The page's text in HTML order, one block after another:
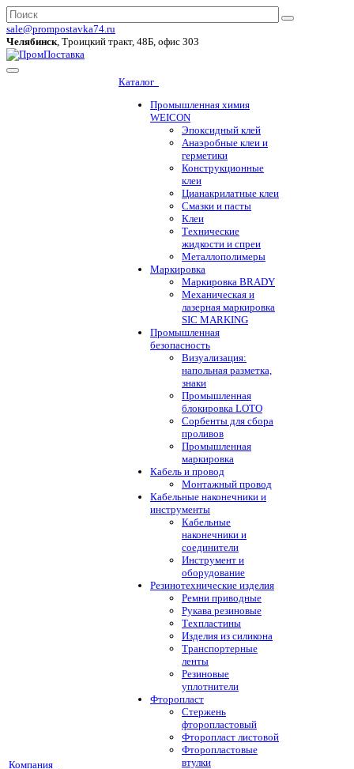
sale@prompostavka74.ru
Челябинск, Троицкий тракт, 48Б, офис 303
Компания
Каталог
Промышленная химия
WEICON
Эпоксидный клей
Анаэробные клеи и
герметики
Конструкционные
клеи
Цианакрилатные клеи
Смазки и пасты
Клеи
Технические
жидкости и спреи
Металлополимеры
Маркировка
Маркировка BRADY
Механическая и
лазерная маркировка
SIC MARKING
Промышленная
безопасность
Визуализация:
напольная разметка,
знаки
Промышленная
блокировка LOTO
Сорбенты для сбора
проливов
Промышленная
маркировка
Кабель и провод
Монтажный провод
Кабельные наконечники и
инструменты
Кабельные
наконечники и
соединители
Инструмент и
оборудование
Резинотехнические изделия
Ремни приводные
Рукава резиновые
Техпластины
Изделия из силикона
Транспортерные
ленты
Резиновые
уплотнители
Фторопласт
Стержень
фторопластовый
Фторопласт листовой
Фторопластовые
втулки